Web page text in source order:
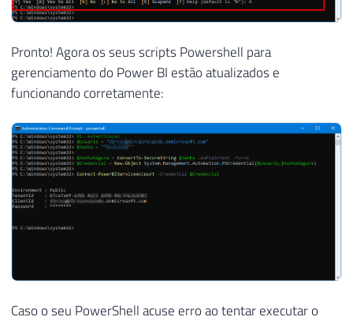
Pronto! Agora os seus scripts Powershell para
gerenciamento do Power BI estão atualizados e
funcionando corretamente:
Caso o seu PowerShell acuse erro ao tentar executar o